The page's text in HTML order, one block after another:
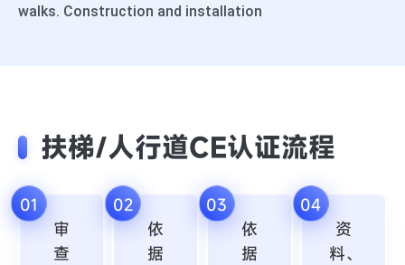
walks. Construction and installation
扶梯/人行道CE认证流程
01
审
查
02
依
据
03
依
据
04
资
料、